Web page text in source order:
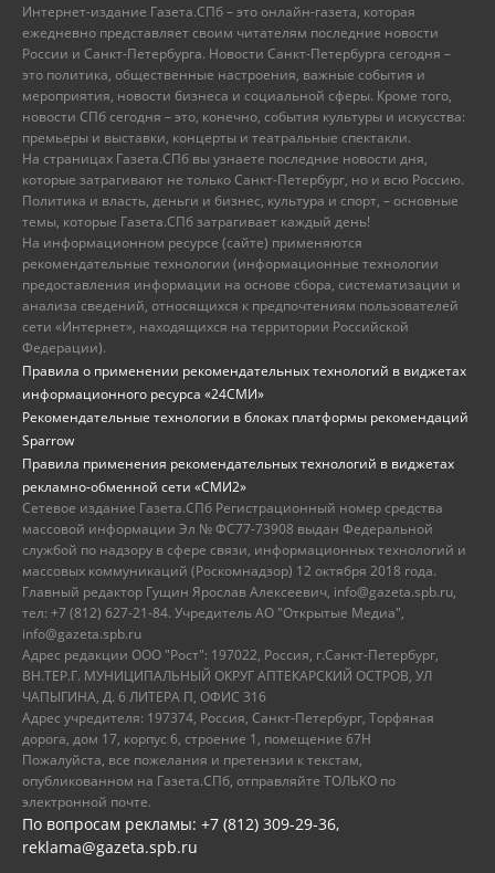
Интернет-издание Газета.СПб – это онлайн-газета, которая
ежедневно представляет своим читателям последние новости
России и Санкт-Петербурга. Новости Санкт-Петербурга сегодня –
это политика, общественные настроения, важные события и
мероприятия, новости бизнеса и социальной сферы. Кроме того,
новости СПб сегодня – это, конечно, события культуры и искусства:
премьеры и выставки, концерты и театральные спектакли.
На страницах Газета.СПб вы узнаете последние новости дня,
которые затрагивают не только Санкт-Петербург, но и всю Россию.
Политика и власть, деньги и бизнес, культура и спорт, – основные
темы, которые Газета.СПб затрагивает каждый день!
На информационном ресурсе (сайте) применяются
рекомендательные технологии (информационные технологии
предоставления информации на основе сбора, систематизации и
анализа сведений, относящихся к предпочтениям пользователей
сети «Интернет», находящихся на территории Российской
Федерации).
Правила о применении рекомендательных технологий в виджетах
информационного ресурса «24СМИ»
Рекомендательные технологии в блоках платформы рекомендаций
Sparrow
Правила применения рекомендательных технологий в виджетах
рекламно-обменной сети «СМИ2»
Сетевое издание Газета.СПб Регистрационный номер средства
массовой информации Эл № ФС77-73908 выдан Федеральной
службой по надзору в сфере связи, информационных технологий и
массовых коммуникаций (Роскомнадзор) 12 октября 2018 года.
Главный редактор Гущин Ярослав Алексеевич, info@gazeta.spb.ru,
тел: +7 (812) 627-21-84. Учредитель АО "Открытые Медиа",
info@gazeta.spb.ru
Адрес редакции ООО "Рост": 197022, Россия, г.Санкт-Петербург,
ВН.ТЕР.Г. МУНИЦИПАЛЬНЫЙ ОКРУГ АПТЕКАРСКИЙ ОСТРОВ, УЛ
ЧАПЫГИНА, Д. 6 ЛИТЕРА П, ОФИС 316
Адрес учредителя: 197374, Россия, Санкт-Петербург, Торфяная
дорога, дом 17, корпус 6, строение 1, помещение 67Н
Пожалуйста, все пожелания и претензии к текстам,
опубликованном на Газета.СПб, отправляйте ТОЛЬКО по
электронной почте.
По вопросам рекламы: +7 (812) 309-29-36,
reklama@gazeta.spb.ru